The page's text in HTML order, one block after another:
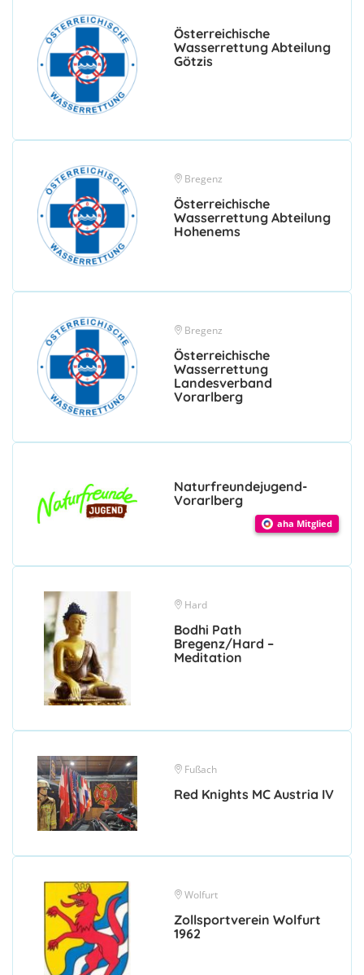
Österreichische
Wasserrettung Abteilung
Götzis
Bregenz
Österreichische
Wasserrettung Abteilung
Hohenems
Bregenz
Österreichische
Wasserrettung
Landesverband
Vorarlberg
Naturfreundejugend-
Vorarlberg
aha Mitglied
Hard
Bodhi Path
Bregenz/Hard –
Meditation
Fußach
Red Knights MC Austria IV
Wolfurt
Zollsportverein Wolfurt
1962